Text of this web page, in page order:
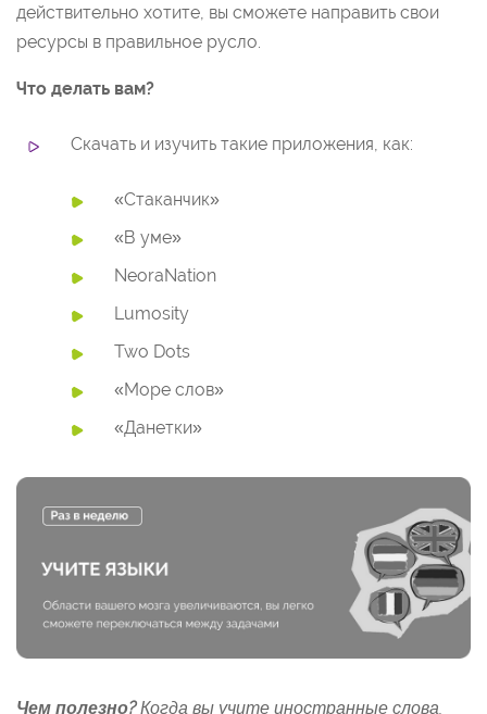
действительно хотите, вы сможете направить свои
ресурсы в правильное русло.
Что делать вам?
Скачать и изучить такие приложения, как:
«Стаканчик»
«В уме»
NeoraNation
Lumosity
Two Dots
«Море слов»
«Данетки»
Чем полезно?Когда вы учите иностранные слова,